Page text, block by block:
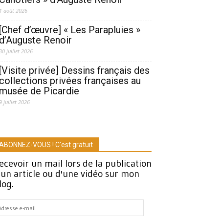
1 août 2026
[Chef d’œuvre] « Les Parapluies »
d’Auguste Renoir
juillet 2026
[Visite privée] Dessins français des
collections privées françaises au
musée de Picardie
juillet 2026
VOUS ! C'est gratuit
un mail lors de la publication
article ou d'une vidéo sur mon